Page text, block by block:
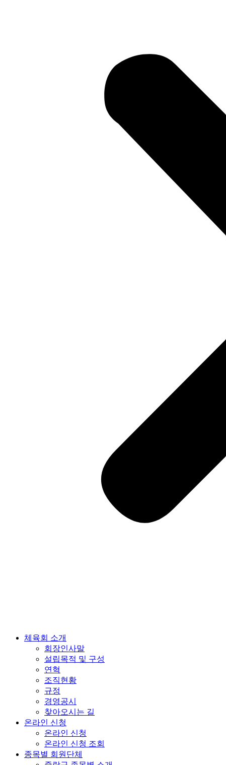
체육회 소개
회장인사말
설립목적 및 구성
연혁
조직현황
규정
경영공시
찾아오시는 길
온라인 신청
온라인 신청
온라인 신청 조회
종목별 회원단체